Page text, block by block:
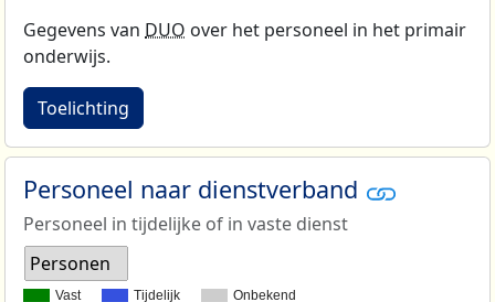
Gegevens van DUO over het personeel in het primair
onderwijs.
Toelichting
Personeel naar dienstverband
Personeel in tijdelijke of in vaste dienst
Personen
Vast Tijdelijk Onbekend